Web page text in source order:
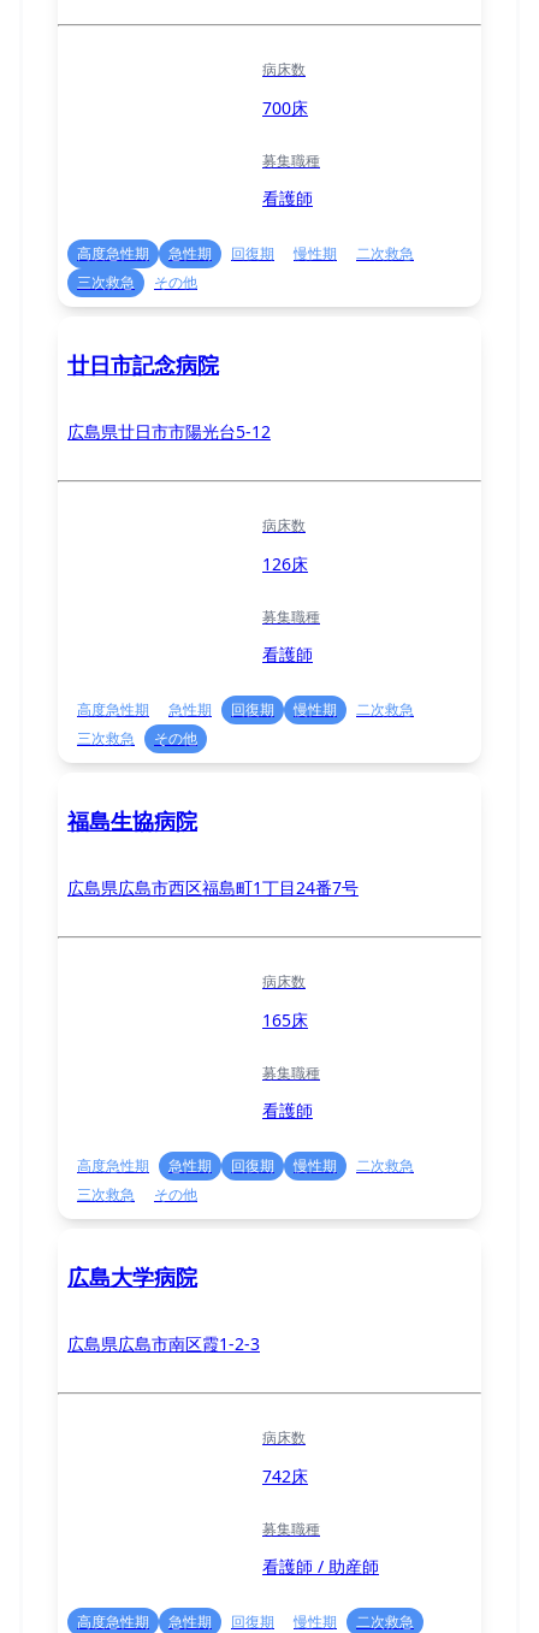
病床数
700床
募集職種
看護師
高度急性期 急性期 回復期 慢性期
二次救急
三次救急
その他
廿日市記念病院
広島県廿日市市陽光台5-12
病床数
126床
募集職種
看護師
高度急性期 急性期 回復期 慢性期
二次救急
三次救急
その他
福島生協病院
広島県広島市西区福島町1丁目24番7号
病床数
165床
募集職種
看護師
高度急性期 急性期 回復期 慢性期
二次救急
三次救急
その他
広島大学病院
広島県広島市南区霞1-2-3
病床数
742床
募集職種
看護師 / 助産師
高度急性期 急性期 回復期 慢性期
二次救急